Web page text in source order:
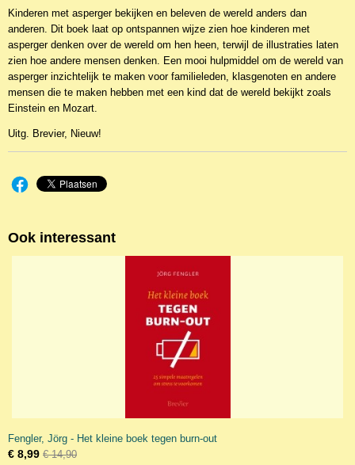
Kinderen met asperger bekijken en beleven de wereld anders dan
anderen. Dit boek laat op ontspannen wijze zien hoe kinderen met
asperger denken over de wereld om hen heen, terwijl de illustraties laten
zien hoe andere mensen denken. Een mooi hulpmiddel om de wereld van
asperger inzichtelijk te maken voor familieleden, klasgenoten en andere
mensen die te maken hebben met een kind dat de wereld bekijkt zoals
Einstein en Mozart.
Uitg. Brevier, Nieuw!
Ook interessant
Fengler, Jörg - Het kleine boek tegen burn-out
€ 8,99 € 14,90